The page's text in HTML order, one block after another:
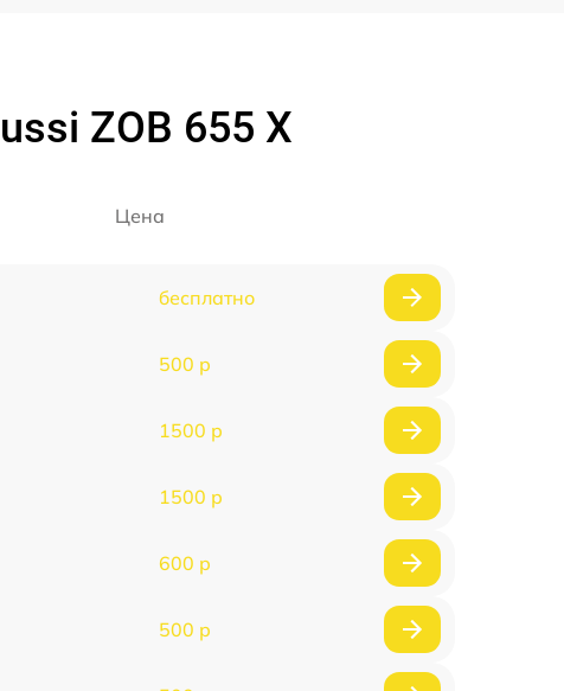
ZOB 655 X
Цена
бесплатно
500 р
1500 р
1500 р
600 р
500 р